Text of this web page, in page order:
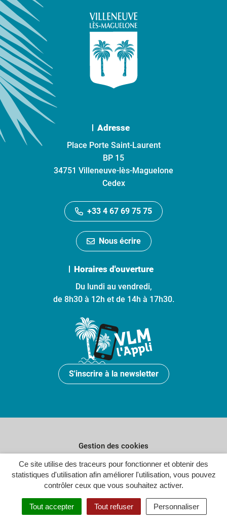
Ce site utilise des traceurs pour fonctionner et obtenir des
statistiques d'utilisation afin améliorer l'utilisation, vous pouvez
contrôler ceux que vous souhaitez activer.
Tout accepter Tout refuser Personnaliser
Adresse
Place Porte Saint-Laurent
BP 15
34751 Villeneuve-lès-Maguelone
Cedex
+33 4 67 69 75 75
Nous écrire
Horaires d'ouverture
Du lundi au vendredi,
de 8h30 à 12h et de 14h à 17h30.
S'inscrire à la newsletter
Gestion des cookies
Plan du site
Politique de confidentialité
Crédits